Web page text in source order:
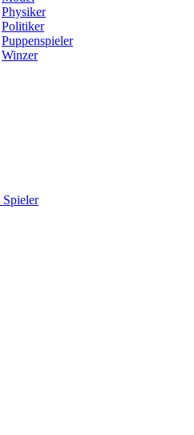
Physiker
Politiker
Puppenspieler
Winzer